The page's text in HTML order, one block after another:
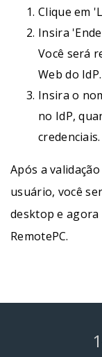
Clique em
Insira
Você será
Web do IdP.
Insira o
no IdP,
credenciais.
Após a
usuário, você
desktop e
RemotePC.